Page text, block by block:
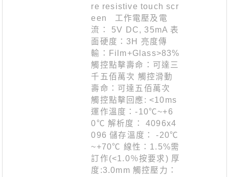
re resistive touch scr
een 工作電壓及電
流： 5V DC, 35mA 表
面硬度：3H 亮度傳
輸：Film+Glass>83%
觸控點擊壽命：可達三
千五佰萬次 觸控滑動
壽命：可達五佰萬次
觸控點擊回應: <10ms
運作溫度：-10℃~+6
0℃ 解析度： 4096x4
096 儲存溫度： -20℃
~+70℃ 線性：1.5%需
訂作(<1.0％按要求) 厚
度:3.0mm 觸控壓力：